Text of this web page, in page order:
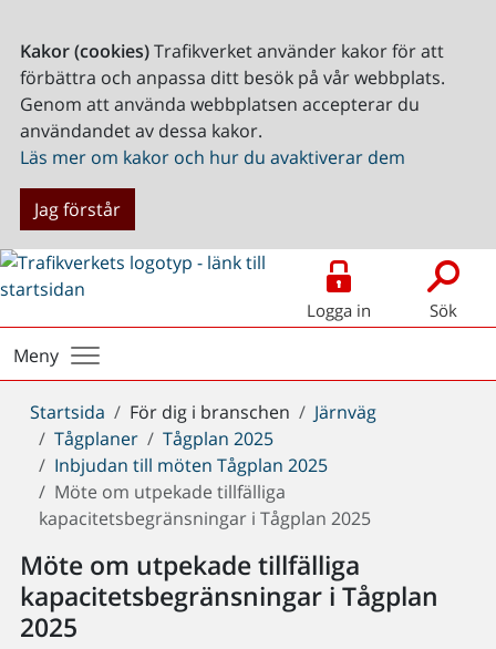
Kakor (cookies)Trafikverket använder kakor för att
förbättra och anpassa ditt besök på vår webbplats.
Genom att använda webbplatsen accepterar du
användandet av dessa kakor.
Läs mer om kakor och hur du avaktiverar dem
Jag förstår
Logga in Sök
Meny
Du
är
här:
Startsida För dig i branschen
Järnväg
Tågplaner
Tågplan 2025
Inbjudan till möten Tågplan 2025
Möte om utpekade tillfälliga
kapacitetsbegränsningar i Tågplan 2025
Möte om utpekade tillfälliga
kapacitetsbegränsningar i Tågplan
2025